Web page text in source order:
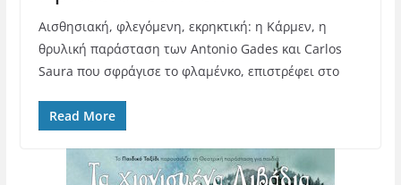
Αισθησιακή, φλεγόμενη, εκρηκτική: η Κάρμεν, η
θρυλική παράσταση των Antonio Gades και Carlos
Saura που σφράγισε το φλαμένκο, επιστρέφει στο
Read More